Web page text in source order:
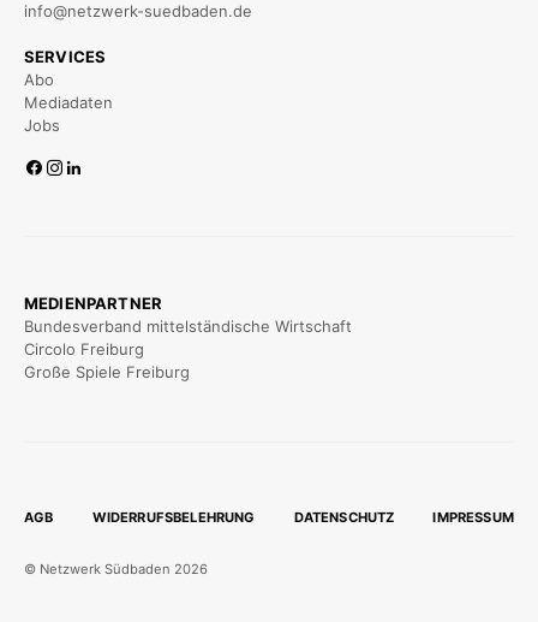
info@netzwerk-suedbaden.de
SERVICES
Abo
Mediadaten
Jobs
MEDIENPARTNER
Bundesverband mittelständische Wirtschaft
Circolo Freiburg
Große Spiele Freiburg
AGB WIDERRUFSBELEHRUNG DATENSCHUTZ IMPRESSUM
© Netzwerk Südbaden 2026